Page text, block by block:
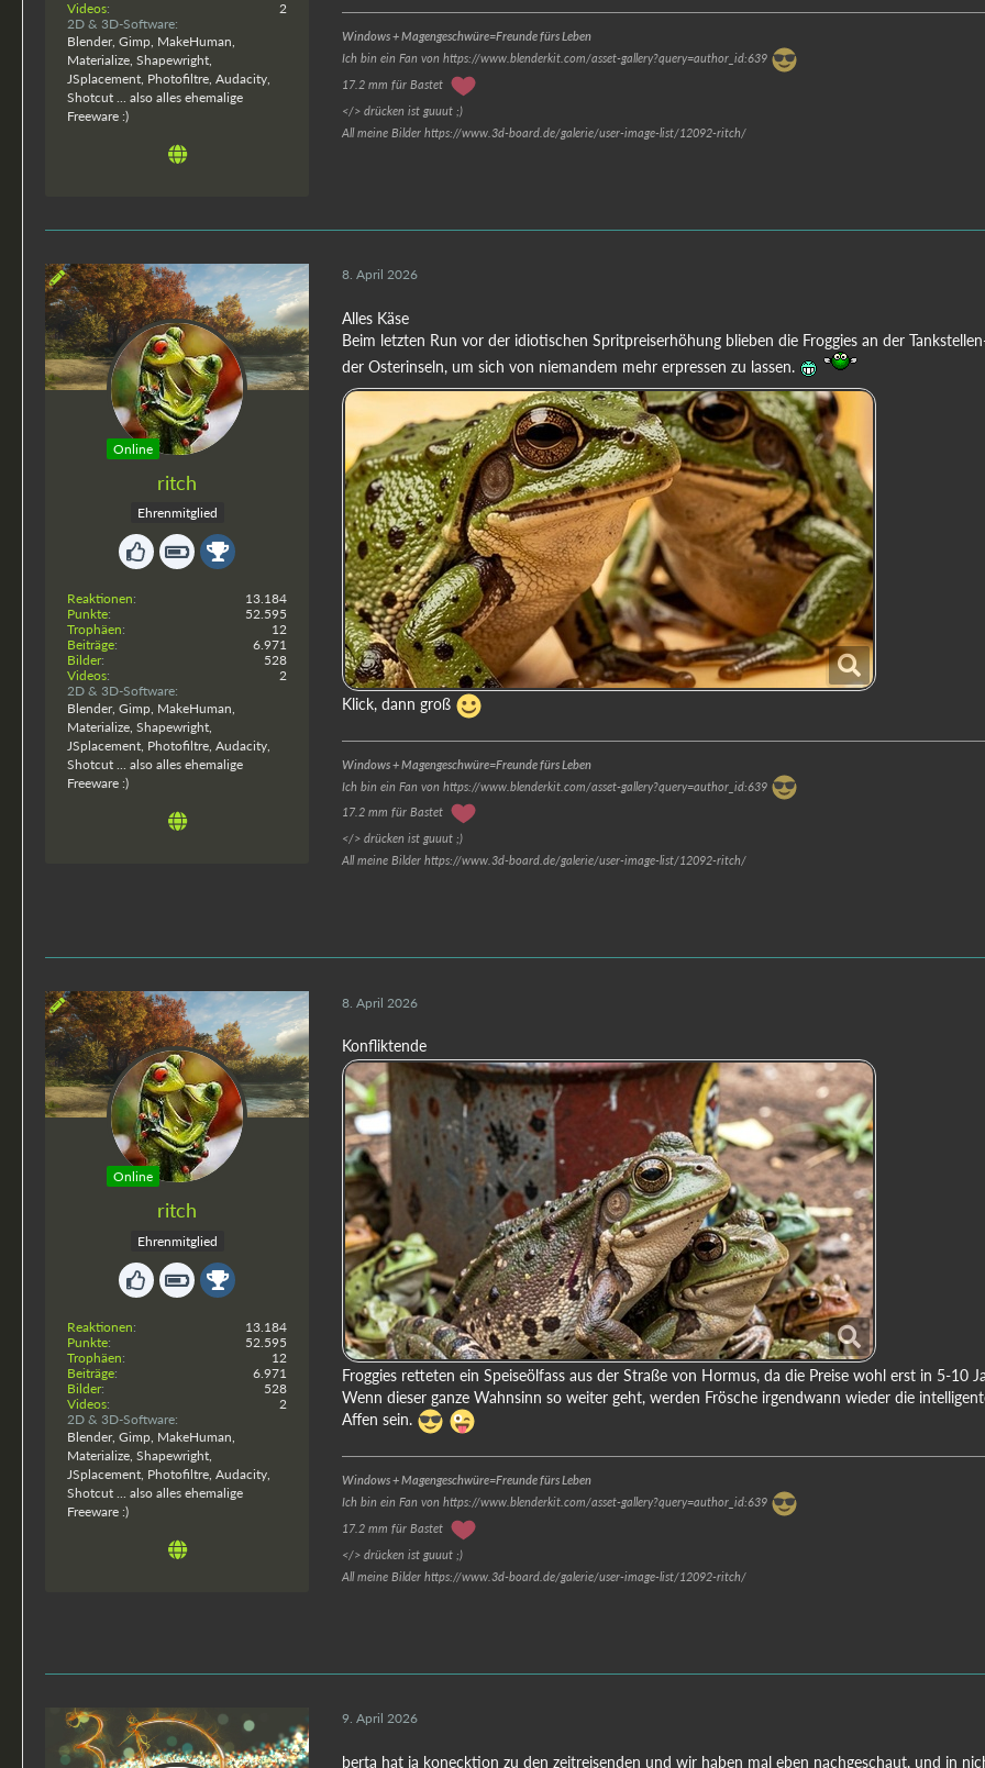
Videos
2
2D & 3D-Software
Blender, Gimp, MakeHuman,
Materialize, Shapewright,
JSplacement, Photofiltre, Audacity,
Shotcut ... also alles ehemalige
Freeware :)
Windows + Magengeschwüre=Freunde fürs Leben
Ich bin ein Fan von https://www.blenderkit.com/asset-gallery?query=author_id:639
17.2 mm für Bastet
</> drücken ist guuut ;)
All meine Bilder https://www.3d-board.de/galerie/user-image-list/12092-ritch/
Online
ritch
Ehrenmitglied
Reaktionen
13.184
Punkte
52.595
Trophäen
12
Beiträge
6.971
Bilder
528
Videos
2
2D & 3D-Software
Blender, Gimp, MakeHuman,
Materialize, Shapewright,
JSplacement, Photofiltre, Audacity,
Shotcut ... also alles ehemalige
Freeware :)
8. April 2026
Alles Käse
Beim letzten Run vor der idiotischen Spritpreiserhöhung blieben die Froggies an der
der Osterinseln, um sich von niemandem mehr erpressen zu lassen.
Klick, dann groß
Windows + Magengeschwüre=Freunde fürs Leben
Ich bin ein Fan von https://www.blenderkit.com/asset-gallery?query=author_id:639
17.2 mm für Bastet
</> drücken ist guuut ;)
All meine Bilder https://www.3d-board.de/galerie/user-image-list/12092-ritch/
Online
ritch
Ehrenmitglied
Reaktionen
13.184
Punkte
52.595
Trophäen
12
Beiträge
6.971
Bilder
528
Videos
2
2D & 3D-Software
Blender, Gimp, MakeHuman,
Materialize, Shapewright,
JSplacement, Photofiltre, Audacity,
Shotcut ... also alles ehemalige
Freeware :)
8. April 2026
Konfliktende
Froggies retteten ein Speiseölfass aus der Straße von Hormus, da die Preise wohl erst in 5-10
Wenn dieser ganze Wahnsinn so weiter geht, werden Frösche irgendwann wieder die
Affen sein.
Windows + Magengeschwüre=Freunde fürs Leben
Ich bin ein Fan von https://www.blenderkit.com/asset-gallery?query=author_id:639
17.2 mm für Bastet
</> drücken ist guuut ;)
All meine Bilder https://www.3d-board.de/galerie/user-image-list/12092-ritch/
9. April 2026
berta hat ja konecktion zu den zeitreisenden und wir haben mal eben nachgeschaut, und in